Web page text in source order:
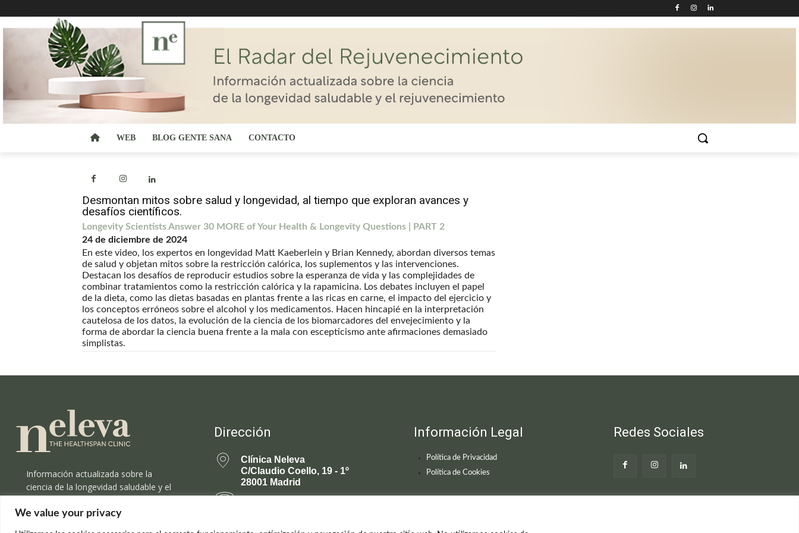
We value your privacy
WEB BLOG GENTE SANA CONTACTO
Desmontan mitos sobre salud y longevidad, al tiempo que exploran avances y
desafíos científicos.
Longevity Scientists Answer 30 MORE of Your Health & Longevity Questions | PART 2
24 de diciembre de 2024
En este video, los expertos en longevidad Matt Kaeberlein y Brian Kennedy, abordan diversos temas
de salud y objetan mitos sobre la restricción calórica, los suplementos y las intervenciones.
Destacan los desafíos de reproducir estudios sobre la esperanza de vida y las complejidades de
combinar tratamientos como la restricción calórica y la rapamicina. Los debates incluyen el papel
de la dieta, como las dietas basadas en plantas frente a las ricas en carne, el impacto del ejercicio y
los conceptos erróneos sobre el alcohol y los medicamentos. Hacen hincapié en la interpretación
cautelosa de los datos, la evolución de la ciencia de los biomarcadores del envejecimiento y la
forma de abordar la ciencia buena frente a la mala con escepticismo ante afirmaciones demasiado
simplistas.
Información actualizada sobre la
ciencia de la longevidad saludable y el
Dirección
Clínica Neleva
C/Claudio Coello, 19 - 1º
28001 Madrid
Información Legal
Política de Privacidad
Política de Cookies
Redes Sociales